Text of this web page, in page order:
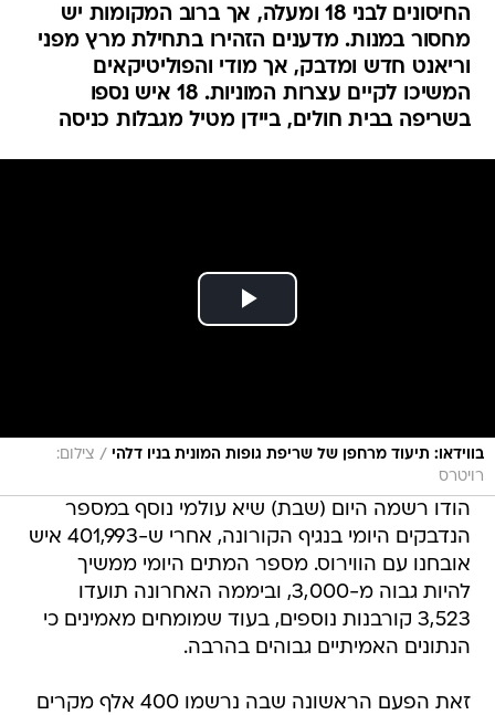
החיסונים לבני 18 ומעלה, אך ברוב המקומות יש
מחסור במנות. מדענים הזהירו בתחילת מרץ מפני
וריאנט חדש ומדבק, אך מודי והפוליטיקאים
המשיכו לקיים עצרות המוניות. 18 איש נספו
בשריפה בבית חולים, ביידן מטיל מגבלות כניסה
בווידאו: תיעוד מרחפן של שריפת גופות המונית בניו דלהי / צילום:
רויטרס
הודו רשמה היום (שבת) שיא עולמי נוסף במספר
הנדבקים היומי בנגיף הקורונה, אחרי ש-401,993 איש
אובחנו עם הווירוס. מספר המתים היומי ממשיך
להיות גבוה מ-3,000, וביממה האחרונה תועדו
3,523 קורבנות נוספים, בעוד שמומחים מאמינים כי
הנתונים האמיתיים גבוהים בהרבה.
זאת הפעם הראשונה שבה נרשמו 400 אלף מקרים